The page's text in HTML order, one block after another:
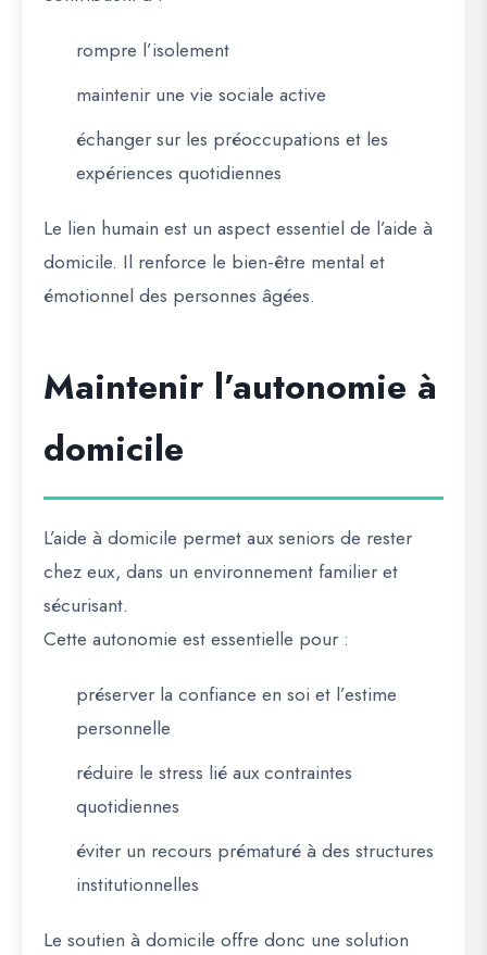
rompre l’isolement
maintenir une vie sociale active
échanger sur les préoccupations et les
expériences quotidiennes
Le lien humain est un aspect essentiel de l’aide à
domicile. Il renforce le bien-être mental et
émotionnel des personnes âgées.
Maintenir l’autonomie à
domicile
L’aide à domicile permet aux seniors de rester
chez eux, dans un environnement familier et
sécurisant.
Cette autonomie est essentielle pour :
préserver la confiance en soi et l’estime
personnelle
réduire le stress lié aux contraintes
quotidiennes
éviter un recours prématuré à des structures
institutionnelles
Le soutien à domicile offre donc une solution